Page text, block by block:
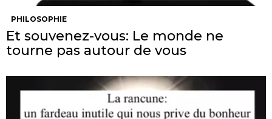
PHILOSOPHIE
Et souvenez-vous: Le monde ne
tourne pas autour de vous